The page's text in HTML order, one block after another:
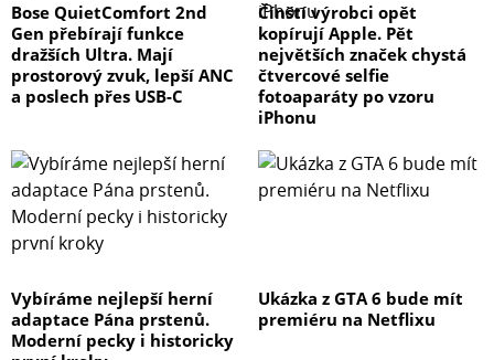
Bose QuietComfort 2nd
Gen přebírají funkce
dražších Ultra. Mají
prostorový zvuk, lepší ANC
a poslech přes USB-C
Čínští výrobci opět
kopírují Apple. Pět
největších značek chystá
čtvercové selfie
fotoaparáty po vzoru
iPhonu
Vybíráme nejlepší herní
adaptace Pána prstenů.
Moderní pecky i historicky
Ukázka z GTA 6 bude mít
premiéru na Netflixu